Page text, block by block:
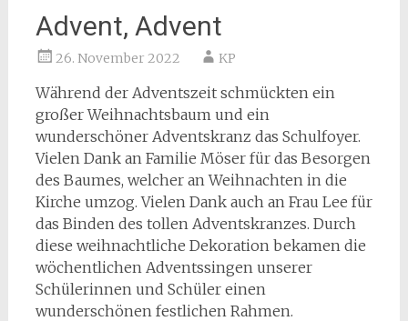
Advent, Advent
26. November 2022 KP
Während der Adventszeit schmückten ein
großer Weihnachtsbaum und ein
wunderschöner Adventskranz das Schulfoyer.
Vielen Dank an Familie Möser für das Besorgen
des Baumes, welcher an Weihnachten in die
Kirche umzog. Vielen Dank auch an Frau Lee für
das Binden des tollen Adventskranzes. Durch
diese weihnachtliche Dekoration bekamen die
wöchentlichen Adventssingen unserer
Schülerinnen und Schüler einen
wunderschönen festlichen Rahmen.